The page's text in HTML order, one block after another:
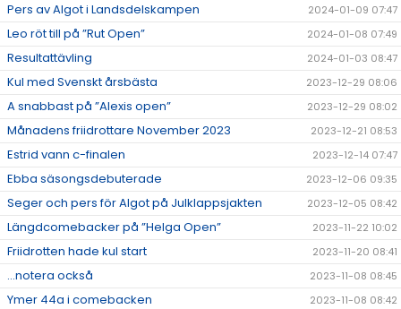
Pers av Algot i Landsdelskampen 2024-01-09 07:47
Leo röt till på ”Rut Open” 2024-01-08 07:49
Resultattävling 2024-01-03 08:47
Kul med Svenskt årsbästa 2023-12-29 08:06
A snabbast på ”Alexis open” 2023-12-29 08:02
Månadens friidrottare November 2023 2023-12-21 08:53
Estrid vann c-finalen 2023-12-14 07:47
Ebba säsongsdebuterade 2023-12-06 09:35
Seger och pers för Algot på Julklappsjakten 2023-12-05 08:42
Längdcomebacker på ”Helga Open” 2023-11-22 10:02
Friidrotten hade kul start 2023-11-20 08:41
...notera också 2023-11-08 08:45
Ymer 44a i comebacken 2023-11-08 08:42